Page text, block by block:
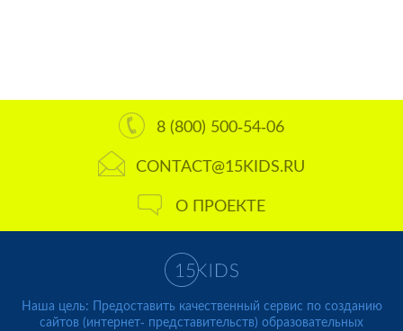
8 (800) 500-54-06
CONTACT@15KIDS.RU
О ПРОЕКТЕ
Наша цель: Предоставить качественный сервис по созданию
сайтов (интернет- представительств) образовательных